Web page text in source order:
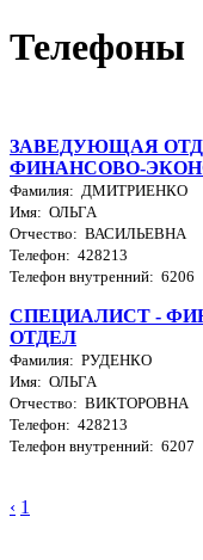
Телефоны
ЗАВЕДУЮЩАЯ
ФИНАНСОВО-
Фамилия: ДМИТРИЕНКО
Имя: ОЛЬГА
Отчество: ВАСИЛЬЕВНА
Телефон: 428213
Телефон внутренний: 6206
СПЕЦИАЛИСТ -
ОТДЕЛ
Фамилия: РУДЕНКО
Имя: ОЛЬГА
Отчество: ВИКТОРОВНА
Телефон: 428213
Телефон внутренний: 6207
‹ 1